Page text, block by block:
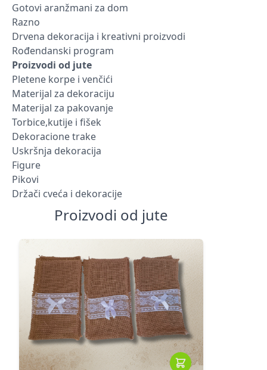
Gotovi aranžmani za dom
Razno
Drvena dekoracija i kreativni proizvodi
Rođendanski program
Proizvodi od jute
Pletene korpe i venčići
Materijal za dekoraciju
Materijal za pakovanje
Torbice,kutije i fišek
Dekoracione trake
Uskršnja dekoracija
Figure
Pikovi
Držači cveća i dekoracije
Proizvodi od jute